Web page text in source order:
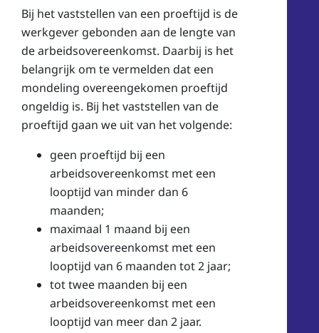
Bij het vaststellen van een proeftijd is de
werkgever gebonden aan de lengte van
de arbeidsovereenkomst. Daarbij is het
belangrijk om te vermelden dat een
mondeling overeengekomen proeftijd
ongeldig is. Bij het vaststellen van de
proeftijd gaan we uit van het volgende:
geen proeftijd bij een
arbeidsovereenkomst met een
looptijd van minder dan 6
maanden;
maximaal 1 maand bij een
arbeidsovereenkomst met een
looptijd van 6 maanden tot 2 jaar;
tot twee maanden bij een
arbeidsovereenkomst met een
looptijd van meer dan 2 jaar.